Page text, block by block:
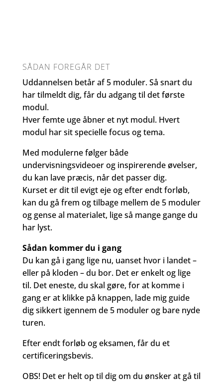
SÅDAN FOREGÅR DET
Uddannelsen betår af 5 moduler. Så snart du
har tilmeldt dig, får du adgang til det første
modul.
Hver femte uge åbner et nyt modul. Hvert
modul har sit specielle focus og tema.
Med modulerne følger både
undervisningsvideoer og inspirerende øvelser,
du kan lave præcis, når det passer dig.
Kurset er dit til evigt eje og efter endt forløb,
kan du gå frem og tilbage mellem de 5 moduler
og gense al materialet, lige så mange gange du
har lyst.
Sådan kommer du i gang
Du kan gå i gang lige nu, uanset hvor i landet –
eller på kloden – du bor. Det er enkelt og lige
til. Det eneste, du skal gøre, for at komme i
gang er at klikke på knappen, lade mig guide
dig sikkert igennem de 5 moduler og bare nyde
turen.
Efter endt forløb og eksamen, får du et
certificeringsbevis.
OBS! Det er helt op til dig om du ønsker at gå til